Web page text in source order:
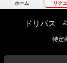
ホーム リク
ドリパス
特定